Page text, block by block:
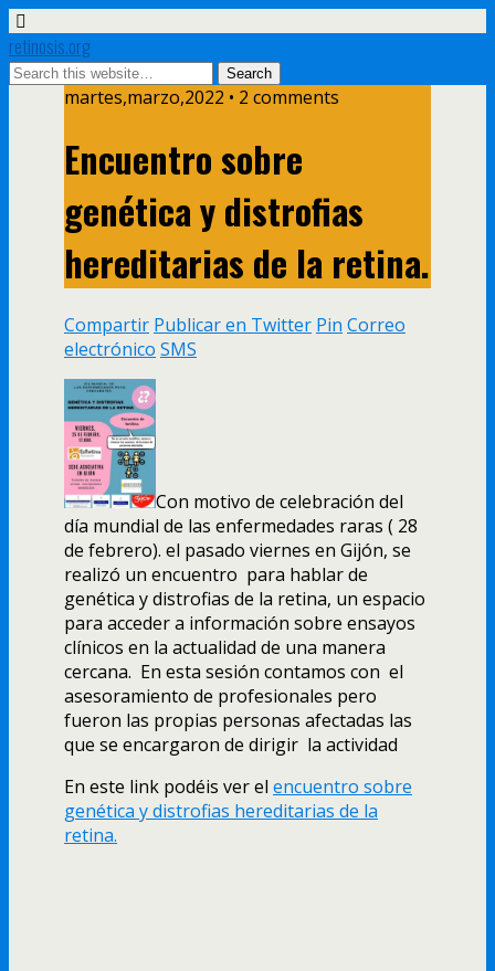
retinosis.org
martes,marzo,2022 • 2 comments
Encuentro sobre
genética y distrofias
hereditarias de la retina.
Compartir Publicar en Twitter Pin Correo
electrónico SMS
Con motivo de celebración del
día mundial de las enfermedades raras ( 28
de febrero). el pasado viernes en Gijón, se
realizó un encuentro para hablar de
genética y distrofias de la retina, un espacio
para acceder a información sobre ensayos
clínicos en la actualidad de una manera
cercana. En esta sesión contamos con el
asesoramiento de profesionales pero
fueron las propias personas afectadas las
que se encargaron de dirigir la actividad
En este link podéis ver el encuentro sobre
genética y distrofias hereditarias de la
retina.